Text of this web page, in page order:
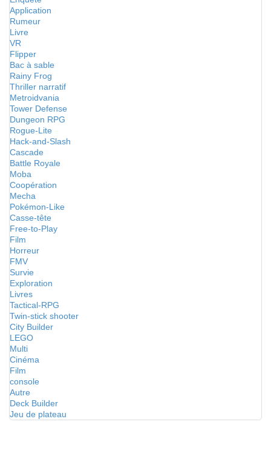
Application
Rumeur
Livre
VR
Flipper
Bac à sable
Rainy Frog
Thriller narratif
Metroidvania
Tower Defense
Dungeon RPG
Rogue-Lite
Hack-and-Slash
Cascade
Battle Royale
Moba
Coopération
Mecha
Pokémon-Like
Casse-tête
Free-to-Play
Film
Horreur
FMV
Survie
Exploration
Livres
Tactical-RPG
Twin-stick shooter
City Builder
LEGO
Multi
Cinéma
Film
console
Autre
Deck Builder
Jeu de plateau